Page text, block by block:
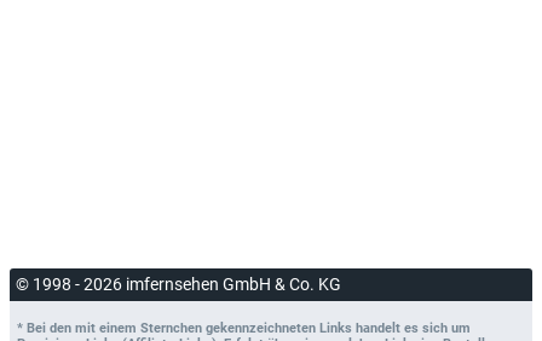
© 1998 - 2026 imfernsehen GmbH & Co. KG
* Bei den mit einem Sternchen gekennzeichneten Links handelt es sich um